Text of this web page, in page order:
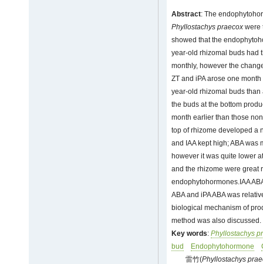
Abstract: The
Phyllostachys praecox were
showed that the
year-old rhizomal buds had
monthly, however the
ZT and iPA arose one
year-old rhizomal buds than
the buds at the bottom
month earlier than those
top of rhizome developed a
and IAA kept high; ABA was
however it was quite lower
and the rhizome were great
endophytohormones.IAA
ABA and iPA ABA was
biological mechanism of
method was also discussed.
Key words: Phyllostachys
bud
Endophytohormone
雷竹(Phyllostachys